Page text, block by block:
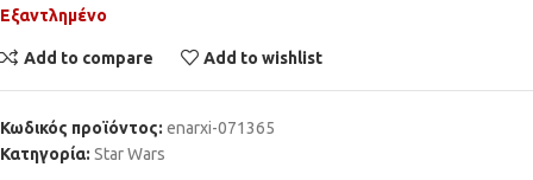
Εξαντλημένο
Add to compare Add to wishlist
Κωδικός προϊόντος: enarxi-071365
Κατηγορία: Star Wars